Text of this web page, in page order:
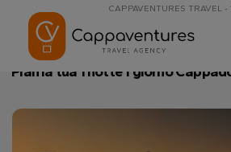
CAPPAVENTURES TRAVEL -
Pagina principale
⁠Plan la tua 1 notte 1 giorno